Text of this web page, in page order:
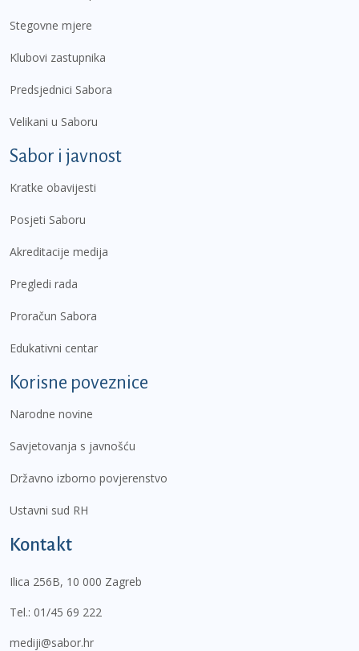
Stegovne mjere
Klubovi zastupnika
Predsjednici Sabora
Velikani u Saboru
Sabor i javnost
Kratke obavijesti
Posjeti Saboru
Akreditacije medija
Pregledi rada
Proračun Sabora
Edukativni centar
Korisne poveznice
Narodne novine
Savjetovanja s javnošću
Državno izborno povjerenstvo
Ustavni sud RH
Kontakt
Ilica 256B, 10 000 Zagreb
Tel.: 01/45 69 222
mediji@sabor.hr